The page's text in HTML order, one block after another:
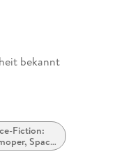
bekannt
Fiction:
Space